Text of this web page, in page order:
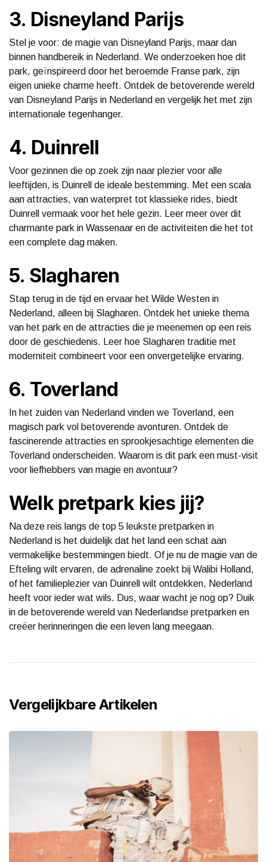
3. Disneyland Parijs
Stel je voor: de magie van Disneyland Parijs, maar dan
binnen handbereik in Nederland. We onderzoeken hoe dit
park, geïnspireerd door het beroemde Franse park, zijn
eigen unieke charme heeft. Ontdek de betoverende wereld
van Disneyland Parijs in Nederland en vergelijk het met zijn
internationale tegenhanger.
4. Duinrell
Voor gezinnen die op zoek zijn naar plezier voor alle
leeftijden, is Duinrell de ideale bestemming. Met een scala
aan attracties, van waterpret tot klassieke rides, biedt
Duinrell vermaak voor het hele gezin. Leer meer over dit
charmante park in Wassenaar en de activiteiten die het tot
een complete dag maken.
5. Slagharen
Stap terug in de tijd en ervaar het Wilde Westen in
Nederland, alleen bij Slagharen. Ontdek het unieke thema
van het park en de attracties die je meenemen op een reis
door de geschiedenis. Leer hoe Slagharen traditie met
moderniteit combineert voor een onvergetelijke ervaring.
6. Toverland
In het zuiden van Nederland vinden we Toverland, een
magisch park vol betoverende avonturen. Ontdek de
fascinerende attracties en sprookjesachtige elementen die
Toverland onderscheiden. Waarom is dit park een must-visit
voor liefhebbers van magie en avontuur?
Welk pretpark kies jij?
Na deze reis langs de top 5 leukste pretparken in
Nederland is het duidelijk dat het land een schat aan
vermakelijke bestemmingen biedt. Of je nu de magie van de
Efteling wilt ervaren, de adrenaline zoekt bij Walibi Holland,
of het familieplezier van Duinrell wilt ontdekken, Nederland
heeft voor ieder wat wils. Dus, waar wacht je nog op? Duik
in de betoverende wereld van Nederlandse pretparken en
creëer herinneringen die een leven lang meegaan.
Vergelijkbare Artikelen